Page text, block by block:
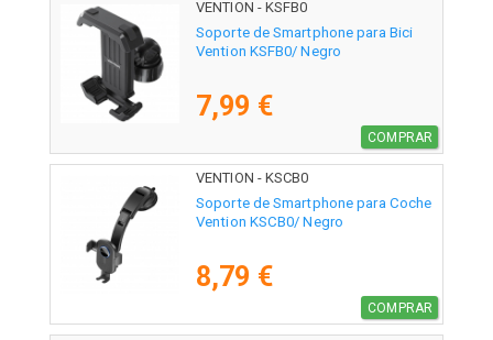
VENTION - KSFB0
Soporte de Smartphone para Bici
Vention KSFB0/ Negro
7,99 €
COMPRAR
VENTION - KSCB0
Soporte de Smartphone para Coche
Vention KSCB0/ Negro
8,79 €
COMPRAR